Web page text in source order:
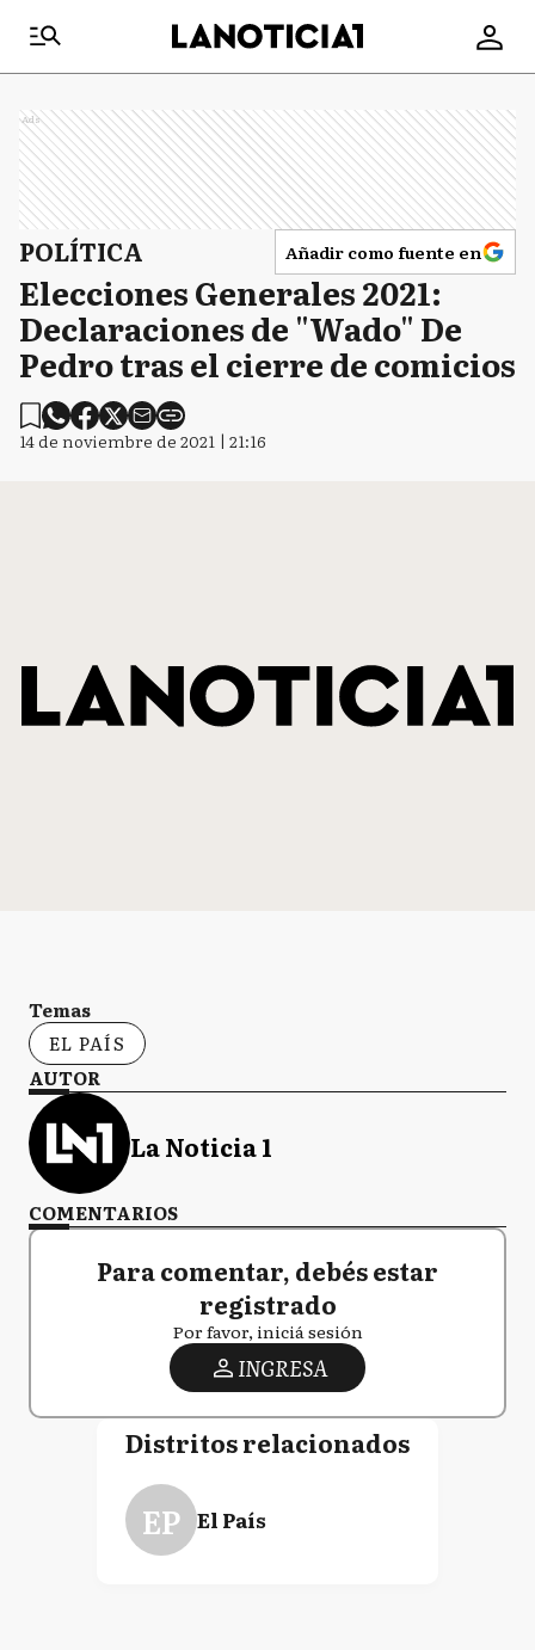
Ads
POLÍTICA Añadir como fuente en
Elecciones Generales 2021:
Declaraciones de "Wado" De
Pedro tras el cierre de comicios
14 de noviembre de 2021 | 21:16
Temas
EL PAÍS
AUTOR
La Noticia 1
COMENTARIOS
Para comentar, debés estar
registrado
Por favor, iniciá sesión
INGRESA
Distritos relacionados
EP El País